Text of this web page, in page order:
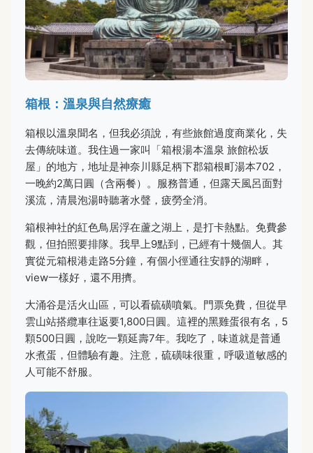
箱根：溫泉與自然療癒
箱根以溫泉聞名，但我必須說，有些旅館過度商業化，失
去傳統味道。我住過一家叫「箱根湯本溫泉 旅館松坂
屋」的地方，地址是神奈川縣足柄下郡箱根町湯本702，
一晚約2萬日圓（含兩餐）。服務普通，但露天風呂面對
溪流，清晨泡湯時聽著水聲，疲勞全消。
箱根神社的紅色鳥居浮在蘆之湖上，是打卡熱點。免費參
觀，但拍照要排隊。我早上9點到，已經有十幾個人。其
實從元箱根港走路5分鐘，有個小徑通往安靜的湖畔，
view一樣好，還不用擠。
大涌谷是活火山區，可以看硫磺噴氣。門票免費，但從早
雲山站搭纜車往返要1,800日圓。這裡的黑雞蛋很有名，5
顆500日圓，說吃一顆延壽7年。我吃了，味道就是普通
水煮蛋，但體驗有趣。注意，硫磺味很重，呼吸道敏感的
人可能不舒服。